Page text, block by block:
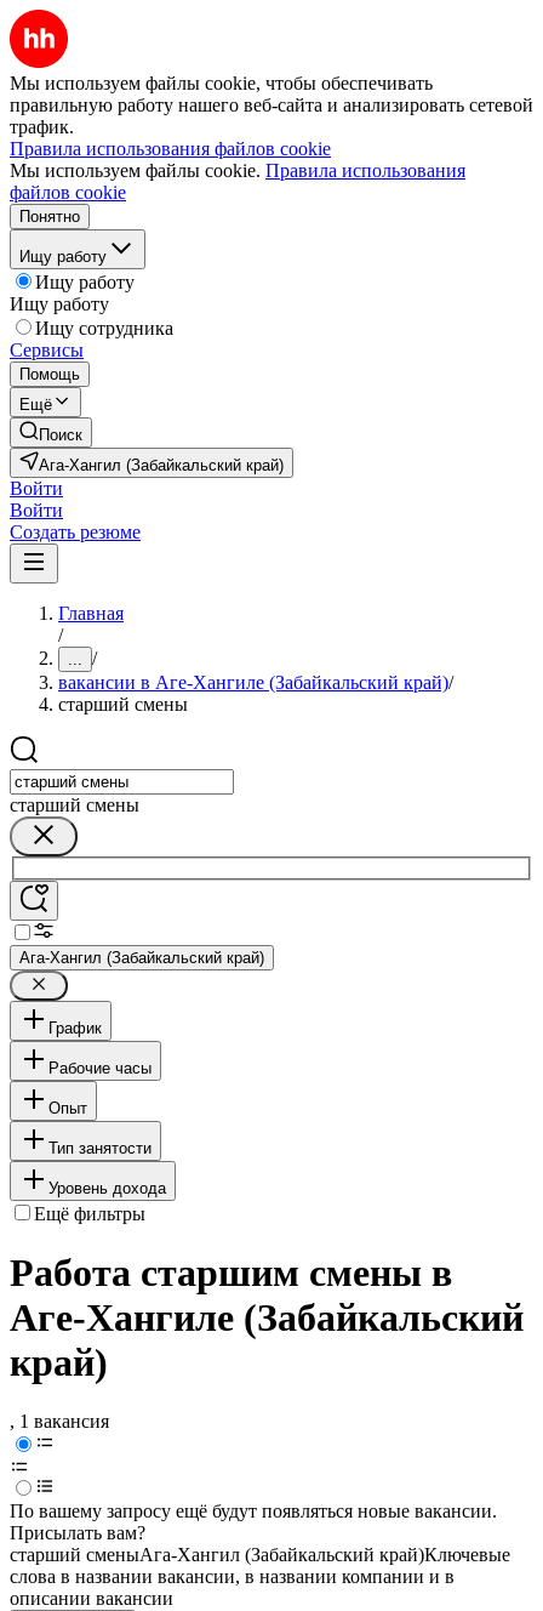
Мы используем файлы cookie, чтобы обеспечивать
правильную работу нашего веб-сайта и анализировать сетевой
трафик.
Правила использования файлов cookie
Мы используем файлы cookie. Правила использования
файлов cookie
Понятно
Ищу работу
Ищу работу
Ищу работу
Ищу сотрудника
Сервисы
Помощь
Ещё
Поиск
Ага-Хангил (Забайкальский край)
Войти
Войти
Создать резюме
Главная
/
... /
вакансии в Аге-Хангиле (Забайкальский край)/
старший смены
старший смены
Ага-Хангил (Забайкальский край)
График
Рабочие часы
Опыт
Тип занятости
Уровень дохода
Ещё фильтры
Работа старшим смены в
Аге-Хангиле (Забайкальский
край)
, 1 вакансия
По вашему запросу ещё будут появляться новые вакансии.
Присылать вам?
старший сменыАга-Хангил (Забайкальский край)Ключевые
слова в названии вакансии, в названии компании и в
описании вакансии